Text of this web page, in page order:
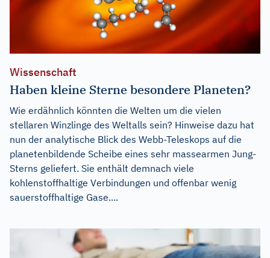
Wissenschaft
Haben kleine Sterne besondere Planeten?
Wie erdähnlich könnten die Welten um die vielen
stellaren Winzlinge des Weltalls sein? Hinweise dazu hat
nun der analytische Blick des Webb-Teleskops auf die
planetenbildende Scheibe eines sehr massearmen Jung-
Sterns geliefert. Sie enthält demnach viele
kohlenstoffhaltige Verbindungen und offenbar wenig
sauerstoffhaltige Gase....